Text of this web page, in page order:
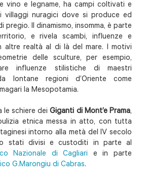
vino e legname, ha campi coltivati e
villaggi nuragici dove si produce ed
pregio. Il dinamismo, insomma, è parte
e rivela scambi, influenze e
altre realtà al di là del mare. I motivi
delle sculture, per esempio,
influenze stilistiche di maestri
lontane regioni d’Oriente come
la Mesopotamia.
le schiere dei Giganti di Mont’e Prama,
etnica messa in atto, con tutta
intorno alla metà del IV secolo
stati divisi e custoditi in parte al
Nazionale di Cagliari e in parte
G.Marongiu di Cabras.